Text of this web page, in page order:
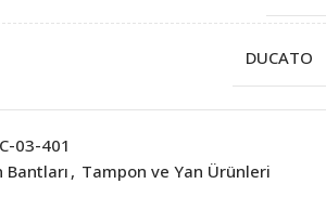
DUCATO
03-401
Bantları , Tampon ve Yan Ürünleri